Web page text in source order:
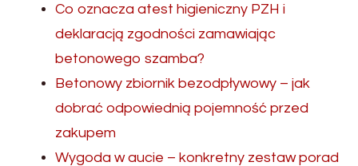
Co oznacza atest higieniczny PZH i
deklaracją zgodności zamawiając
betonowego szamba?
Betonowy zbiornik bezodpływowy – jak
dobrać odpowiednią pojemność przed
zakupem
Wygoda w aucie – konkretny zestaw porad